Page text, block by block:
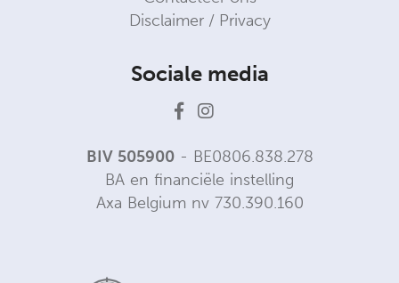
Disclaimer / Privacy
Sociale media
BIV 505900- BE0806.838.278
BA en financiële instelling
Axa Belgium nv 730.390.160